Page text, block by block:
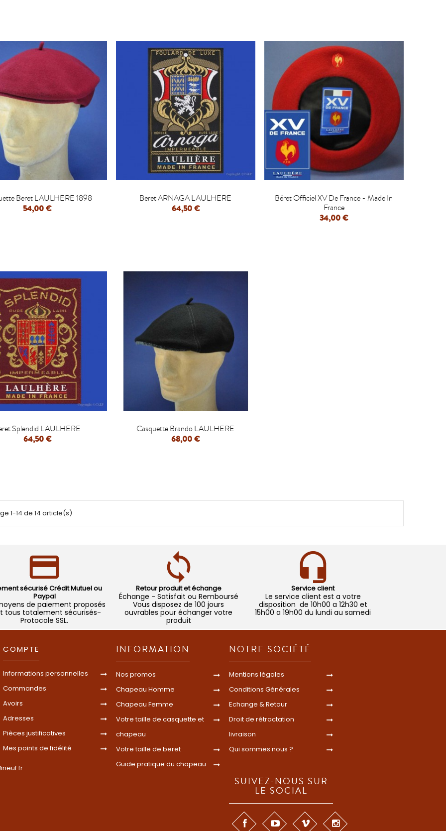
Beret LAULHERE 1898
54,00 €

Beret ARNAGA LAULHERE
64,50 €

Béret Officiel XV De France - Made In
France
34,00 €
Splendid LAULHERE
64,50 €
Casquette Brando LAULHERE
68,00 €
1-14 de 14 article(s)
sécurisé Crédit Mutuel ou
Paypal
de paiement proposés
tous totalement sécurisés-
Protocole SSL.
Retour produit et échange
Échange - Satisfait ou Remboursé
Vous disposez de 100 jours
ouvrables pour échanger votre
produit
Service client
Le service client est a votre
disposition de 10h00 a 12h30 et
15h00 a 19h00 du lundi au samedi
COMPTE
Informations personnelles
Commandes
Avoirs
Adresses
Pièces justificatives
Mes points de fidélité
INFORMATION
Nos promos
Chapeau Homme
Chapeau Femme
Votre taille de casquette et
chapeau
Votre taille de beret
Guide pratique du chapeau
NOTRE SOCIÉTÉ
Mentions légales
Conditions Générales
Echange & Retour
Droit de rétractation
livraison
Qui sommes nous ?
SUIVEZ-NOUS SUR
LE SOCIAL